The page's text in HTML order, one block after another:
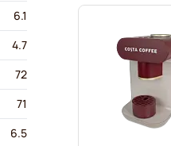
6.1
4.7
72
71
6.5